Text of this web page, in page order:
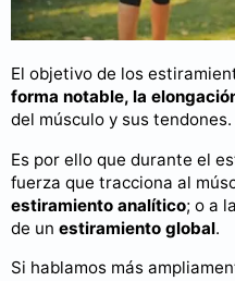
El objetivo de los
forma notable, la
del músculo y sus tendones.
Es por ello que durante el
fuerza que tracciona al
estiramiento analítico; o a
de un estiramiento global.
Si hablamos más